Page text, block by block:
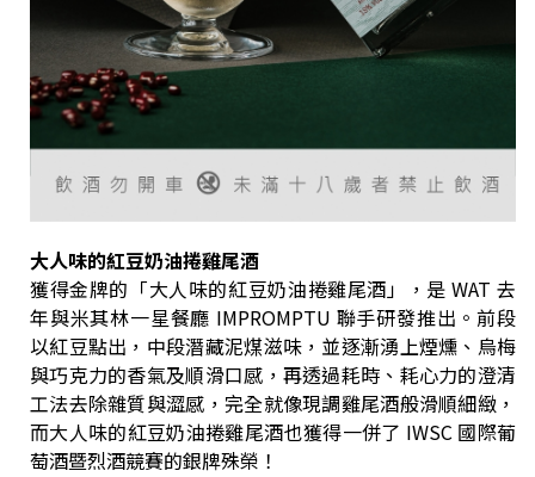
大人味的紅豆奶油捲雞尾酒
獲得金牌的「大人味的紅豆奶油捲雞尾酒」，是 WAT 去
年與米其林一星餐廳 IMPROMPTU 聯手研發推出。前段
以紅豆點出，中段潛藏泥煤滋味，並逐漸湧上煙燻、烏梅
與巧克力的香氣及順滑口感，再透過耗時、耗心力的澄清
工法去除雜質與澀感，完全就像現調雞尾酒般滑順細緻，
而大人味的紅豆奶油捲雞尾酒也獲得一併了 IWSC 國際葡
萄酒暨烈酒競賽的銀牌殊榮！